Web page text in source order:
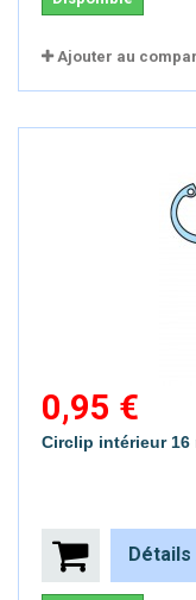
Ajouter au
0,95 €
Circlip intérieur 16
Détails